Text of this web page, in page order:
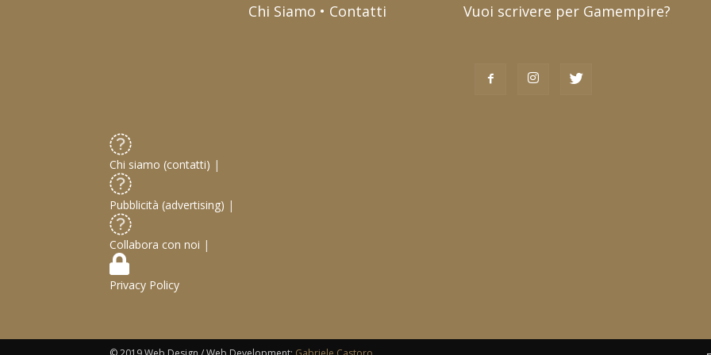
Chi Siamo • Contatti Vuoi scrivere per Gamempire?
Chi siamo (contatti) |
Pubblicità (advertising) |
Collabora con noi |
Privacy Policy